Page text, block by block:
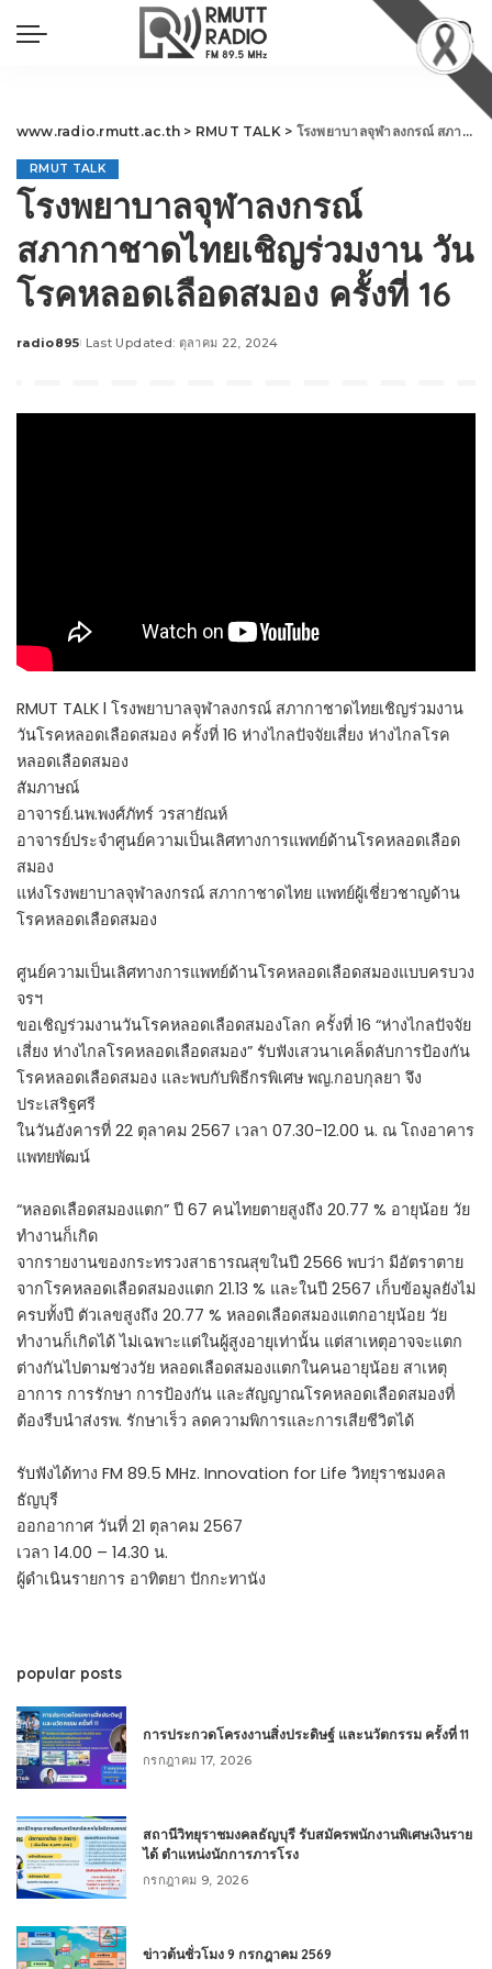
www.radio.rmutt.ac.th > RMUT TALK> โรงพยาบาลจุฬาลงกรณ์ สภากาชาดไทยเชิญร่วมงาน วันโรคหลอดเลือดสมอง ครั้งที่ 16
RMUT TALK
โรงพยาบาลจุฬาลงกรณ์
สภากาชาดไทยเชิญร่วมงาน วัน
โรคหลอดเลือดสมอง ครั้งที่ 16
Posted
radio895 Last Updated: ตุลาคม 22, 2024
RMUT TALK l โรงพยาบาลจุฬาลงกรณ์ สภากาชาดไทยเชิญร่วมงาน
วันโรคหลอดเลือดสมอง ครั้งที่ 16 ห่างไกลปัจจัยเสี่ยง ห่างไกลโรค
หลอดเลือดสมอง
สัมภาษณ์
อาจารย์.นพ.พงศ์ภัทร์ วรสายัณห์
อาจารย์ประจำศูนย์ความเป็นเลิศทางการแพทย์ด้านโรคหลอดเลือด
สมอง
แห่งโรงพยาบาลจุฬาลงกรณ์ สภากาชาดไทย แพทย์ผู้เชี่ยวชาญด้าน
โรคหลอดเลือดสมอง
ศูนย์ความเป็นเลิศทางการแพทย์ด้านโรคหลอดเลือดสมองแบบครบวง
จรฯ
ขอเชิญร่วมงานวันโรคหลอดเลือดสมองโลก ครั้งที่ 16 “ห่างไกลปัจจัย
เสี่ยง ห่างไกลโรคหลอดเลือดสมอง” รับฟังเสวนาเคล็ดลับการป้องกัน
โรคหลอดเลือดสมอง และพบกับพิธีกรพิเศษ พญ.กอบกุลยา จึง
ประเสริฐศรี
ในวันอังคารที่ 22 ตุลาคม 2567 เวลา 07.30-12.00 น. ณ โถงอาคาร
แพทยพัฒน์
“หลอดเลือดสมองแตก” ปี 67 คนไทยตายสูงถึง 20.77 % อายุน้อย วัย
ทำงานก็เกิด
จากรายงานของกระทรวงสาธารณสุขในปี 2566 พบว่า มีอัตราตาย
จากโรคหลอดเลือดสมองแตก 21.13 % และในปี 2567 เก็บข้อมูลยังไม่
ครบทั้งปี ตัวเลขสูงถึง 20.77 % หลอดเลือดสมองแตกอายุน้อย วัย
ทำงานก็เกิดได้ ไม่เฉพาะแต่ในผู้สูงอายุเท่านั้น แต่สาเหตุอาจจะแตก
ต่างกันไปตามช่วงวัย หลอดเลือดสมองแตกในคนอายุน้อย สาเหตุ
อาการ การรักษา การป้องกัน และสัญญาณโรคหลอดเลือดสมองที่
ต้องรีบนำส่งรพ. รักษาเร็ว ลดความพิการและการเสียชีวิตได้
รับฟังได้ทาง FM 89.5 MHz. Innovation for Life วิทยุราชมงคล
ธัญบุรี
ออกอากาศ วันที่ 21 ตุลาคม 2567
เวลา 14.00 – 14.30 น.
ผู้ดำเนินรายการ อาทิตยา ปักกะทานัง
popular posts
การประกวดโครงงานสิ่งประดิษฐ์ และนวัตกรรม ครั้งที่ 11
กรกฎาคม 17, 2026
สถานีวิทยุราชมงคลธัญบุรี รับสมัครพนักงานพิเศษเงินราย
ได้ ตำแหน่งนักการภารโรง
กรกฎาคม 9, 2026
ข่าวต้นชั่วโมง 9 กรกฎาคม 2569